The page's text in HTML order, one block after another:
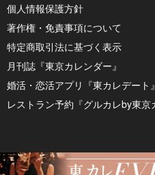
個人情報保護方針
著作権・免責事項について
特定商取引法に基づく表示
月刊誌『東京カレンダー』
婚活・恋活アプリ『東カレデート』
レストラン予約『グルカレby東京